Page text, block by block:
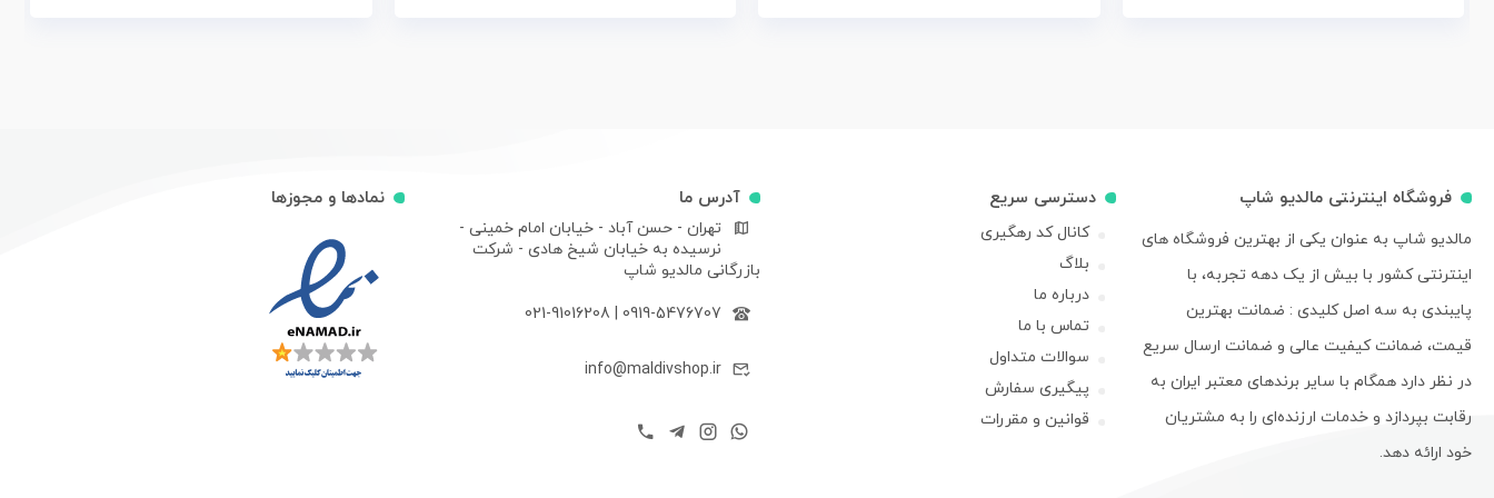
فروشگاه اینترنتی مالدیو شاپ
مالدیو شاپ به عنوان یکی از بهترین فروشگاه های
اینترنتی کشور با بیش از یک دهه تجربه، با
پایبندی به سه اصل کلیدی : ضمانت بهترین
قیمت، ضمانت کیفیت عالی و ضمانت ارسال سریع
در نظر دارد همگام با سایر برندهای معتبر ایران به
رقابت بپردازد و خدمات ارزنده‌ای را به مشتریان
خود ارائه دهد.
دسترسی سریع
کانال کد رهگیری
بلاگ
درباره ما
تماس با ما
سوالات متداول
پیگیری سفارش
قوانین و مقررات
آدرس ما
تهران - حسن آباد - خیابان امام خمینی -
نرسیده به خیابان شیخ هادی - شرکت
بازرگانی مالدیو شاپ
0919-5476707
|
021-91016208
info@maldivshop.ir
نمادها و مجوزها